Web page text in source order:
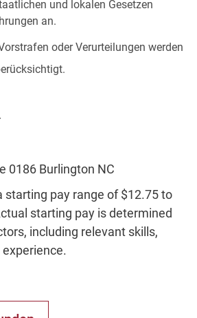
und lokalen Gesetzen
an.
oder Verurteilungen werden
0186 Burlington NC
starting pay range of $12.75 to
starting pay is determined
including relevant skills,